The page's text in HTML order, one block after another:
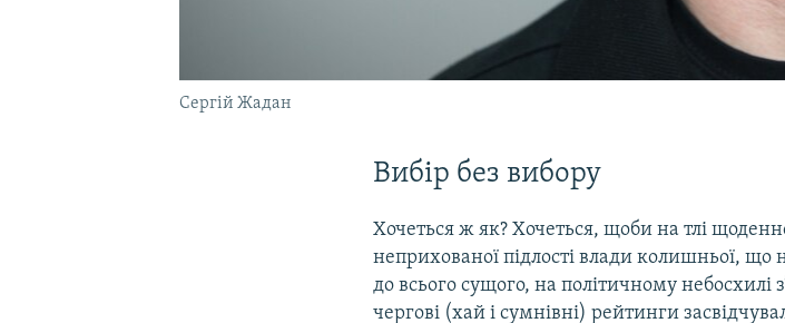
Сергій Жадан
Вибір без вибору
Хочеться ж як? Хочеться, щоби на тлі
неприхованої підлості влади колишньої, що
до всього сущого, на політичному небосхилі
чергові (хай і сумнівні) рейтинги